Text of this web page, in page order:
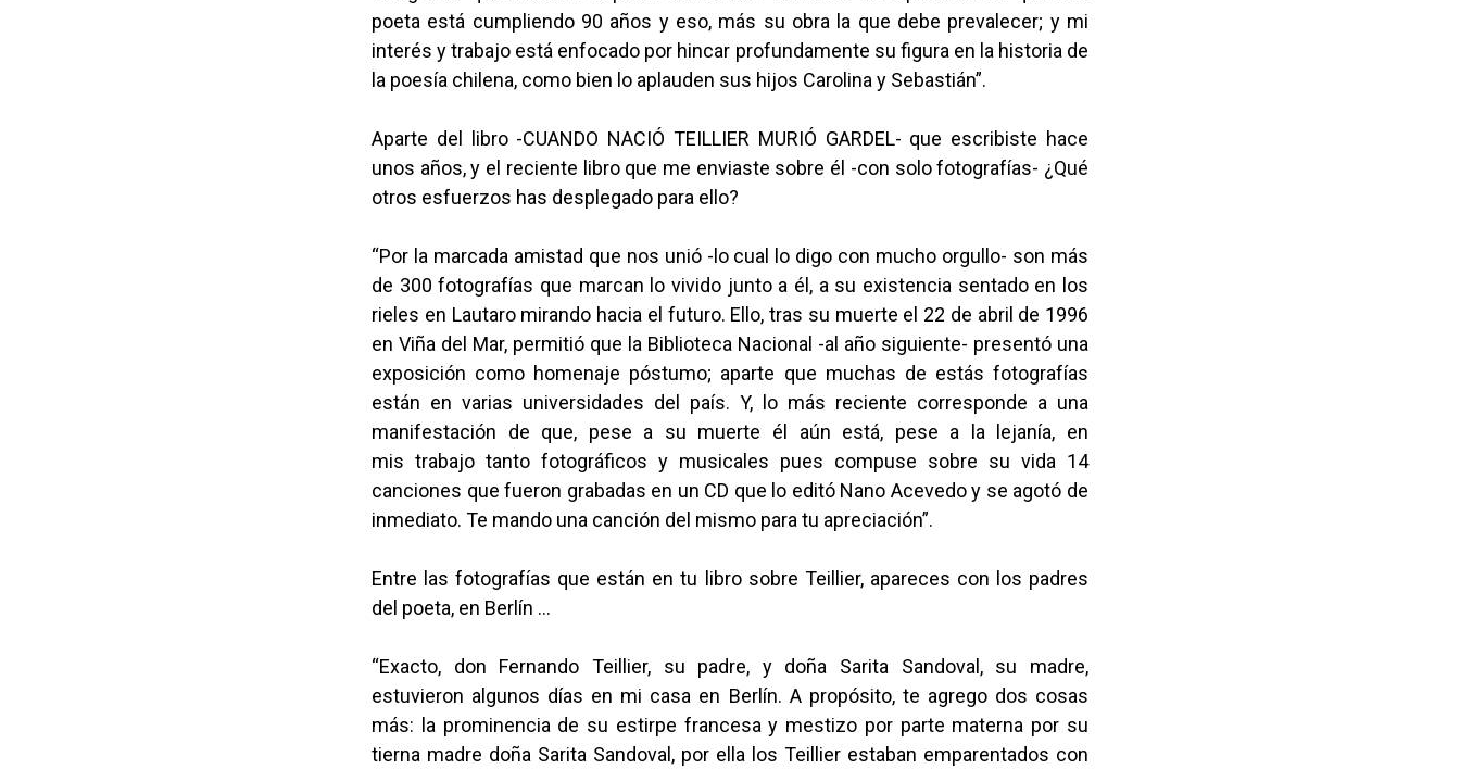
poeta está cumpliendo 90 años y eso, más su obra la que debe prevalecer; y mi
interés y trabajo está enfocado por hincar profundamente su figura en la historia de
la poesía chilena, como bien lo aplauden sus hijos Carolina y Sebastián”.
Aparte del libro -CUANDO NACIÓ TEILLIER MURIÓ GARDEL- que escribiste hace
unos años, y el reciente libro que me enviaste sobre él -con solo fotografías- ¿Qué
otros esfuerzos has desplegado para ello?
“Por la marcada amistad que nos unió -lo cual lo digo con mucho orgullo- son más
de 300 fotografías que marcan lo vivido junto a él, a su existencia sentado en los
rieles en Lautaro mirando hacia el futuro. Ello, tras su muerte el 22 de abril de 1996
en Viña del Mar, permitió que la Biblioteca Nacional -al año siguiente- presentó una
exposición como homenaje póstumo; aparte que muchas de estás fotografías
están en varias universidades del país. Y, lo más reciente corresponde a una
manifestación de que, pese a su muerte él aún está, pese a la lejanía, en
mis trabajo tanto fotográficos y musicales pues compuse sobre su vida 14
canciones que fueron grabadas en un CD que lo editó Nano Acevedo y se agotó de
inmediato. Te mando una canción del mismo para tu apreciación”.
Entre las fotografías que están en tu libro sobre Teillier, apareces con los padres
del poeta, en Berlín …
“Exacto, don Fernando Teillier, su padre, y doña Sarita Sandoval, su madre,
estuvieron algunos días en mi casa en Berlín. A propósito, te agrego dos cosas
más: la prominencia de su estirpe francesa y mestizo por parte materna por su
tierna madre doña Sarita Sandoval, por ella los Teillier estaban emparentados con